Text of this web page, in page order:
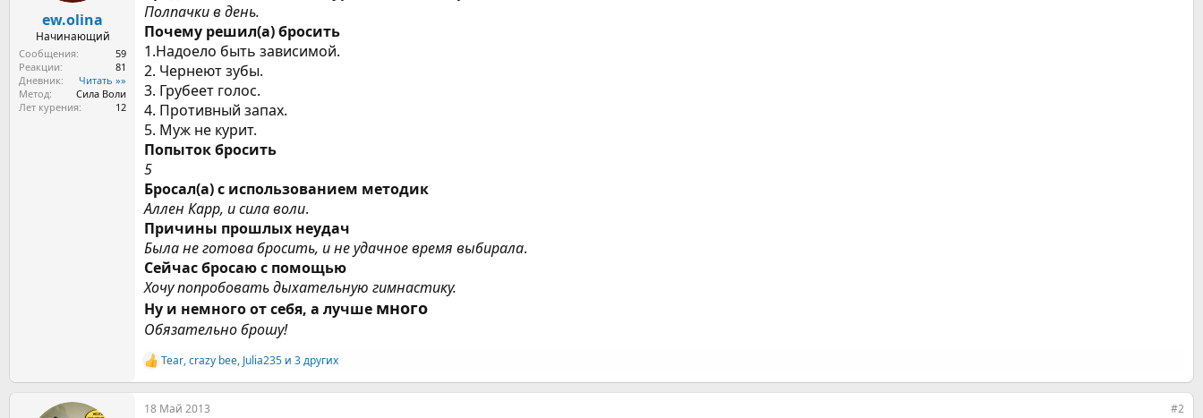
ew.olina
Начинающий
Сообщения
59
Реакции
81
Дневник
Читать »»
Метод
Сила Воли
Лет курения
12
Полпачки в день.
Почему решил(а) бросить
1.Надоело быть зависимой.
2. Чернеют зубы.
3. Грубеет голос.
4. Противный запах.
5. Муж не курит.
Попыток бросить
5
Бросал(а) с использованием методик
Аллен Карр, и сила воли.
Причины прошлых неудач
Была не готова бросить, и не удачное время выбирала.
Сейчас бросаю с помощью
Хочу попробовать дыхательную гимнастику.
Ну и немного от себя, а лучше много
Обязательно брошу!
Р
е
а
к
Tear,crazy bee, Julia235 и 3 других
18 Май 2013 #2